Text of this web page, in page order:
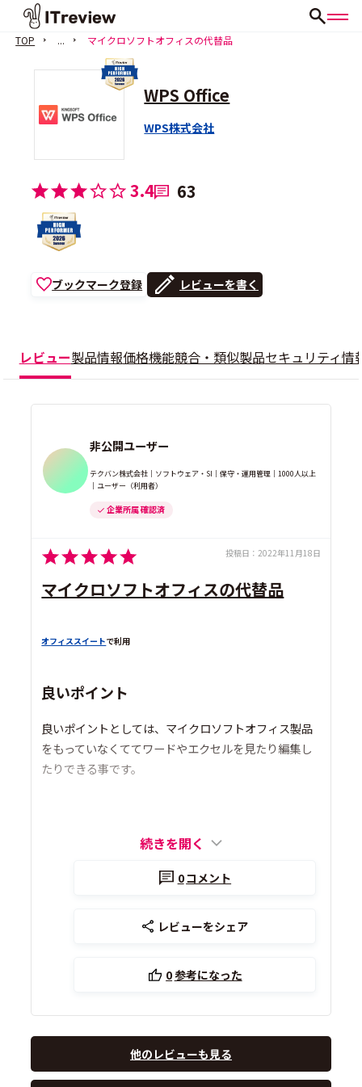
TOP ... マイクロソフトオフィスの代替品
WPS Office
WPS株式会社
3.4 63
ブックマーク登録 レビューを書く
レビュー製品情報価格機能競合・類似製品セキュリティ情
非公開ユーザー
テクバン株式会社｜ソフトウェア・SI｜保守・運用管理｜1000人以上
｜ユーザー（利用者）
企業所属 確認済
投稿日： 2022年11月18日
マイクロソフトオフィスの代替品
オフィススイートで利用
良いポイント
良いポイントとしては、マイクロソフトオフィス製品
をもっていなくててワードやエクセルを見たり編集し
たりできる事です。
続きを開く
0コメント
レビューをシェア
0参考になった
他のレビューも見る